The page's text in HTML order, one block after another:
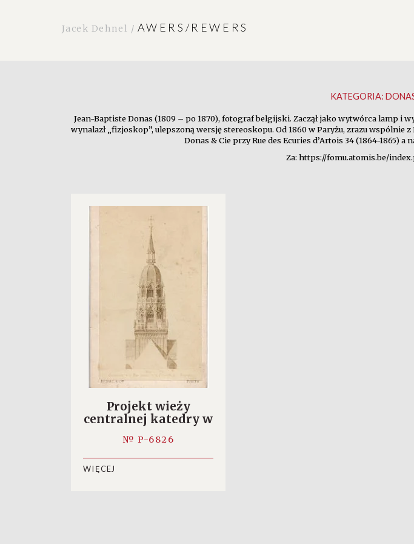
Jacek Dehnel / AWERS/REWERS
KATEGORIA:
Jean-Baptiste Donas (1809 – po 1870), fotograf belgijski. Zaczął jako wytwórca lamp i
wynalazł „fizjoskop”, ulepszoną wersję stereoskopu. Od 1860 w Paryżu, zrazu wspólnie
Donas & Cie przy Rue des Ecuries d’Artois 34 (1864-1865) a
Za: https://fomu.atomis.be/
Projekt wieży
centralnej katedry w
№ P-6826
WIĘCEJ